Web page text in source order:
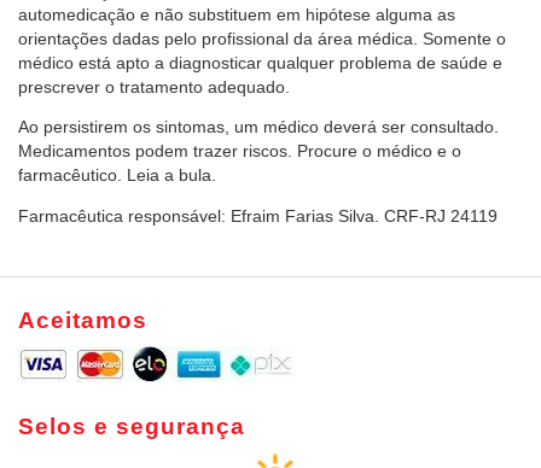
automedicação e não substituem em hipótese alguma as
orientações dadas pelo profissional da área médica. Somente o
médico está apto a diagnosticar qualquer problema de saúde e
prescrever o tratamento adequado.
Ao persistirem os sintomas, um médico deverá ser consultado.
Medicamentos podem trazer riscos. Procure o médico e o
farmacêutico. Leia a bula.
Farmacêutica responsável: Efraim Farias Silva. CRF-RJ 24119
Aceitamos
Selos e segurança